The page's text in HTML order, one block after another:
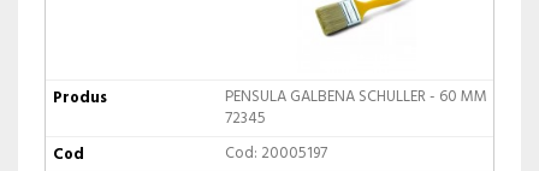
PENSULA GALBENA SCHULLER - 60 MM
72345
Cod: 20005197